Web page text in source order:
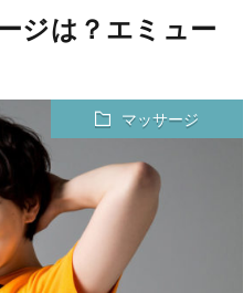
ジは？エミュー
マッサージ